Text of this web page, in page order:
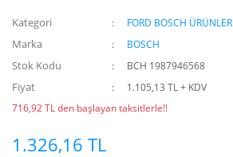
Kategori FORD BOSCH ÜRÜNLER
Marka BOSCH
Stok Kodu BCH 1987946568
Fiyat
1.105,13 TL + KDV
716,92 TL den başlayan taksitlerle!!
1.326,16 TL